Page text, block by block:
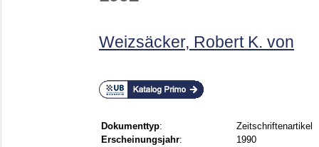
Weizsäcker, Robert K. von
Dokumenttyp:
Zeitschriftenartikel
Erscheinungsjahr:
1990